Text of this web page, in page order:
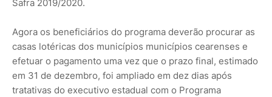
Safra 2019/2020.
Agora os beneficiários do programa deverão procurar as
casas lotéricas dos municípios municípios cearenses e
efetuar o pagamento uma vez que o prazo final, estimado
em 31 de dezembro, foi ampliado em dez dias após
tratativas do executivo estadual com o Programa